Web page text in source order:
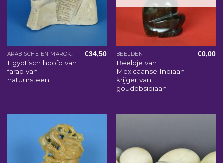
ARABISCHE EN MAROKKAANSE WOONACCESSOIRES
Egyptisch hoofd van
farao van
natuursteen
€34,50 BEELDEN
Beeldje van
Mexicaanse Indiaan –
krijger van
goudobsidiaan
€0,00